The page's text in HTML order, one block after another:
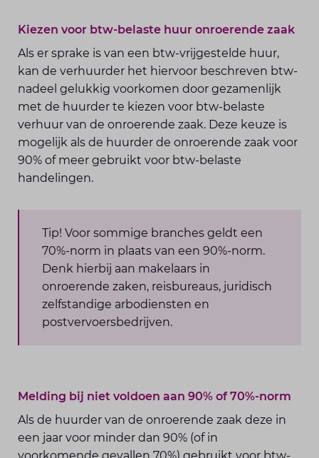
Kiezen voor btw-belaste huur onroerende zaak
Als er sprake is van een btw-vrijgestelde huur,
kan de verhuurder het hiervoor beschreven btw-
nadeel gelukkig voorkomen door gezamenlijk
met de huurder te kiezen voor btw-belaste
verhuur van de onroerende zaak. Deze keuze is
mogelijk als de huurder de onroerende zaak voor
90% of meer gebruikt voor btw-belaste
handelingen.
Tip! Voor sommige branches geldt een
70%-norm in plaats van een 90%-norm.
Denk hierbij aan makelaars in
onroerende zaken, reisbureaus, juridisch
zelfstandige arbodiensten en
postvervoersbedrijven.
Melding bij niet voldoen aan 90% of 70%-norm
Als de huurder van de onroerende zaak deze in
een jaar voor minder dan 90% (of in